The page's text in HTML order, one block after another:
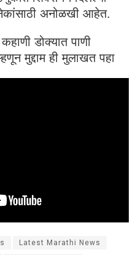
अनोळखी आहेत.
डोक्यात पाणी
मुद्दाम ही मुलाखत पहा
Latest Marathi News